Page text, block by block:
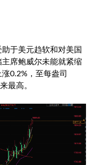
于美元趋软和对美国
席鲍威尔未能就紧缩
0.2%，至每盎司
最高。